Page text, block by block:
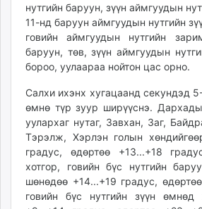
нутгийн баруун, зүүн аймгуудын
11-нд баруун аймгуудын нутгийн
говийн аймгуудын нутгийн
баруун, төв, зүүн аймгуудын
бороо, уулаараа нойтон цас орно.
Салхи ихэнх хугацаанд секундэд
өмнө түр зуур ширүүснэ.
уулархаг нутаг, Завхан, Заг,
Тэрэлж, Хэрлэн голын
градус, өдөртөө +13...+18
хотгор, говийн бүс нутгийн
шөнөдөө +14...+19 градус,
говийн бүс нутгийн зүүн өмнөд